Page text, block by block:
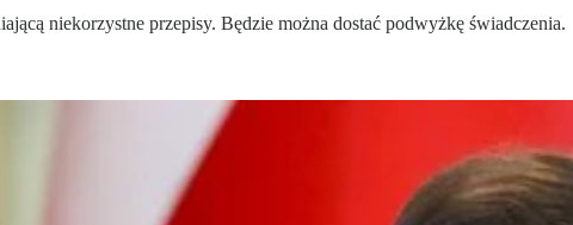
niekorzystne przepisy. Będzie można dostać podwyżkę świadczenia.